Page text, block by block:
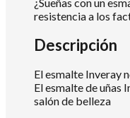
resistencia a los
Descripción
El esmalte Inveray
El esmalte de uñas
salón de belleza